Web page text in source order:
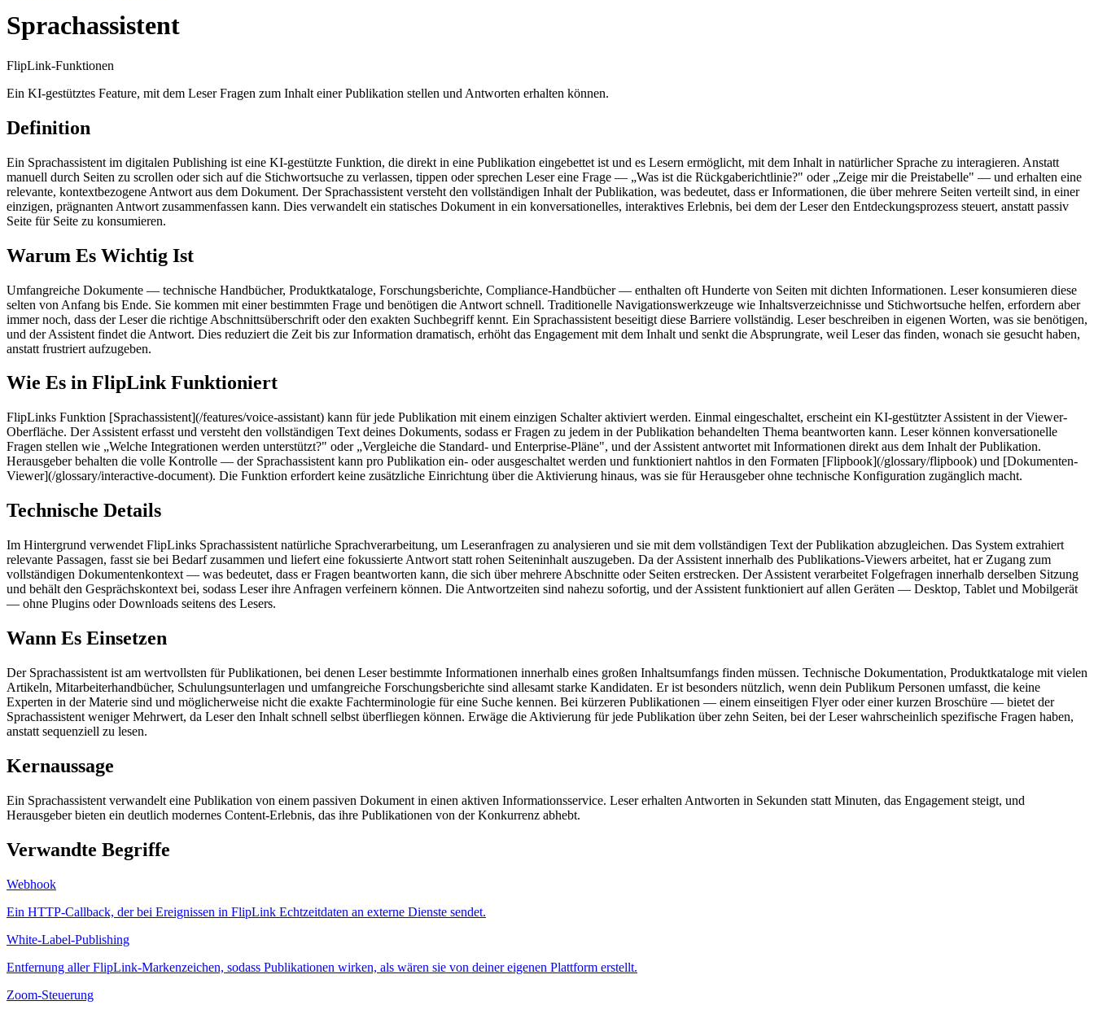
Sprachassistent
FlipLink-Funktionen
Ein KI-gestütztes Feature, mit dem Leser Fragen zum Inhalt einer Publikation stellen und Antworten erhalten können.
Definition
Ein Sprachassistent im digitalen Publishing ist eine KI-gestützte Funktion, die direkt in eine Publikation eingebettet ist und es Lesern ermöglicht, mit dem Inhalt in natürlicher Sprache zu interagieren. Anstatt
manuell durch Seiten zu scrollen oder sich auf die Stichwortsuche zu verlassen, tippen oder sprechen Leser eine Frage — „Was ist die Rückgaberichtlinie?" oder „Zeige mir die Preistabelle" — und erhalten eine
relevante, kontextbezogene Antwort aus dem Dokument. Der Sprachassistent versteht den vollständigen Inhalt der Publikation, was bedeutet, dass er Informationen, die über mehrere Seiten verteilt sind, in einer
einzigen, prägnanten Antwort zusammenfassen kann. Dies verwandelt ein statisches Dokument in ein konversationelles, interaktives Erlebnis, bei dem der Leser den Entdeckungsprozess steuert, anstatt passiv
Seite für Seite zu konsumieren.
Warum Es Wichtig Ist
Umfangreiche Dokumente — technische Handbücher, Produktkataloge, Forschungsberichte, Compliance-Handbücher — enthalten oft Hunderte von Seiten mit dichten Informationen. Leser konsumieren diese
selten von Anfang bis Ende. Sie kommen mit einer bestimmten Frage und benötigen die Antwort schnell. Traditionelle Navigationswerkzeuge wie Inhaltsverzeichnisse und Stichwortsuche helfen, erfordern aber
immer noch, dass der Leser die richtige Abschnittsüberschrift oder den exakten Suchbegriff kennt. Ein Sprachassistent beseitigt diese Barriere vollständig. Leser beschreiben in eigenen Worten, was sie benötigen,
und der Assistent findet die Antwort. Dies reduziert die Zeit bis zur Information dramatisch, erhöht das Engagement mit dem Inhalt und senkt die Absprungrate, weil Leser das finden, wonach sie gesucht haben,
anstatt frustriert aufzugeben.
Wie Es in FlipLink Funktioniert
FlipLinks Funktion [Sprachassistent](/features/voice-assistant) kann für jede Publikation mit einem einzigen Schalter aktiviert werden. Einmal eingeschaltet, erscheint ein KI-gestützter Assistent in der Viewer-
Oberfläche. Der Assistent erfasst und versteht den vollständigen Text deines Dokuments, sodass er Fragen zu jedem in der Publikation behandelten Thema beantworten kann. Leser können konversationelle
Fragen stellen wie „Welche Integrationen werden unterstützt?" oder „Vergleiche die Standard- und Enterprise-Pläne", und der Assistent antwortet mit Informationen direkt aus dem Inhalt der Publikation.
Herausgeber behalten die volle Kontrolle — der Sprachassistent kann pro Publikation ein- oder ausgeschaltet werden und funktioniert nahtlos in den Formaten [Flipbook](/glossary/flipbook) und [Dokumenten-
Viewer](/glossary/interactive-document). Die Funktion erfordert keine zusätzliche Einrichtung über die Aktivierung hinaus, was sie für Herausgeber ohne technische Konfiguration zugänglich macht.
Technische Details
Im Hintergrund verwendet FlipLinks Sprachassistent natürliche Sprachverarbeitung, um Leseranfragen zu analysieren und sie mit dem vollständigen Text der Publikation abzugleichen. Das System extrahiert
relevante Passagen, fasst sie bei Bedarf zusammen und liefert eine fokussierte Antwort statt rohen Seiteninhalt auszugeben. Da der Assistent innerhalb des Publikations-Viewers arbeitet, hat er Zugang zum
vollständigen Dokumentenkontext — was bedeutet, dass er Fragen beantworten kann, die sich über mehrere Abschnitte oder Seiten erstrecken. Der Assistent verarbeitet Folgefragen innerhalb derselben Sitzung
und behält den Gesprächskontext bei, sodass Leser ihre Anfragen verfeinern können. Die Antwortzeiten sind nahezu sofortig, und der Assistent funktioniert auf allen Geräten — Desktop, Tablet und Mobilgerät
— ohne Plugins oder Downloads seitens des Lesers.
Wann Es Einsetzen
Der Sprachassistent ist am wertvollsten für Publikationen, bei denen Leser bestimmte Informationen innerhalb eines großen Inhaltsumfangs finden müssen. Technische Dokumentation, Produktkataloge mit vielen
Artikeln, Mitarbeiterhandbücher, Schulungsunterlagen und umfangreiche Forschungsberichte sind allesamt starke Kandidaten. Er ist besonders nützlich, wenn dein Publikum Personen umfasst, die keine
Experten in der Materie sind und möglicherweise nicht die exakte Fachterminologie für eine Suche kennen. Bei kürzeren Publikationen — einem einseitigen Flyer oder einer kurzen Broschüre — bietet der
Sprachassistent weniger Mehrwert, da Leser den Inhalt schnell selbst überfliegen können. Erwäge die Aktivierung für jede Publikation über zehn Seiten, bei der Leser wahrscheinlich spezifische Fragen haben,
anstatt sequenziell zu lesen.
Kernaussage
Ein Sprachassistent verwandelt eine Publikation von einem passiven Dokument in einen aktiven Informationsservice. Leser erhalten Antworten in Sekunden statt Minuten, das Engagement steigt, und
Herausgeber bieten ein deutlich modernes Content-Erlebnis, das ihre Publikationen von der Konkurrenz abhebt.
Verwandte Begriffe
Webhook
Ein HTTP-Callback, der bei Ereignissen in FlipLink Echtzeitdaten an externe Dienste sendet.
White-Label-Publishing
Entfernung aller FlipLink-Markenzeichen, sodass Publikationen wirken, als wären sie von deiner eigenen Plattform erstellt.
Zoom-Steuerung